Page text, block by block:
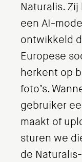
Naturalis.
een AI-
ontwikkeld
Europese
herkent op
foto’s.
gebruiker
maakt of
sturen we
de